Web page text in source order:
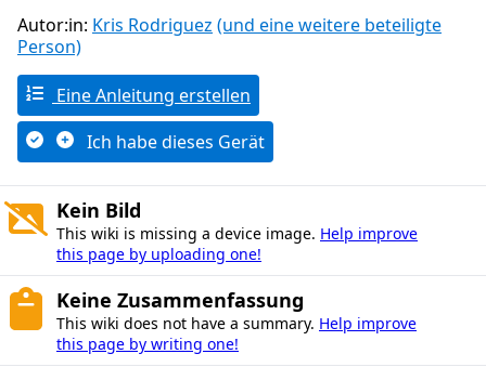
Autor:in: Kris Rodriguez (und eine weitere beteiligte
Person)
Eine Anleitung erstellen
Ich habe dieses Gerät
Kein Bild
This wiki is missing a device image. Help improve
this page by uploading one!
Keine Zusammenfassung
This wiki does not have a summary. Help improve
this page by writing one!